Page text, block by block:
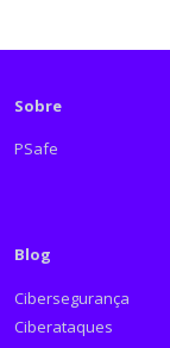
Sobre
PSafe
Blog
Cibersegurança
Ciberataques